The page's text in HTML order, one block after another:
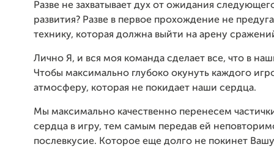
Разве не захватывает дух от ожидания
развития? Разве в первое прохождение не
технику, которая должна выйти на арену
Лично Я, и вся моя команда сделает все, что в
Чтобы максимально глубоко окунуть каждого
атмосферу, которая не покидает наши сердца.
Мы максимально качественно перенесем
сердца в игру, тем самым передав ей
послевкусие. Которое еще долго не покинет